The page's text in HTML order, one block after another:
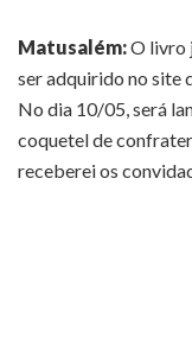
Matusalém:O livro
ser adquirido no site
No dia 10/05, será
coquetel de
receberei os